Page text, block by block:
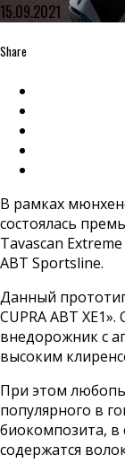
15.09.2021
Share
В рамках
состоялась
Tavascan
ABT Sportsline.
Данный
CUPRA ABT
внедорожник с
высоким
При этом
популярного в
биокомпозита, в
содержатся